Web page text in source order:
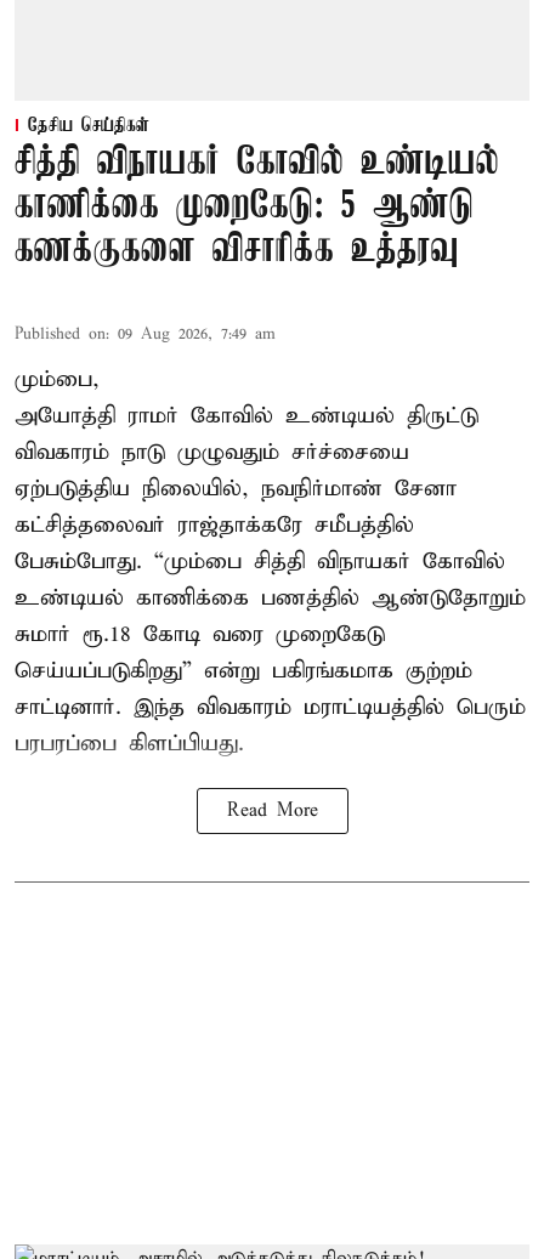
தேசிய செய்திகள்
சித்தி விநாயகர் கோவில் உண்டியல்
காணிக்கை முறைகேடு: 5 ஆண்டு
கணக்குகளை விசாரிக்க உத்தரவு
Published on: 09 Aug 2026, 7:49 am
மும்பை,
அயோத்தி ராமர் கோவில் உண்டியல் திருட்டு
விவகாரம் நாடு முழுவதும் சர்ச்சையை
ஏற்படுத்திய நிலையில், நவநிர்மாண் சேனா
கட்சித்தலைவர் ராஜ்தாக்கரே சமீபத்தில்
பேசும்போது. “மும்பை சித்தி விநாயகர் கோவில்
உண்டியல் காணிக்கை பணத்தில் ஆண்டுதோறும்
சுமார் ரூ.18 கோடி வரை முறைகேடு
செய்யப்படுகிறது” என்று பகிரங்கமாக குற்றம்
சாட்டினார். இந்த விவகாரம் மராட்டியத்தில் பெரும்
பரபரப்பை கிளப்பியது.
Read More